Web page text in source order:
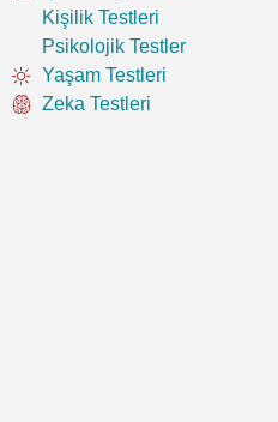
Kişilik Testleri
Psikolojik Testler
Yaşam Testleri
Zeka Testleri